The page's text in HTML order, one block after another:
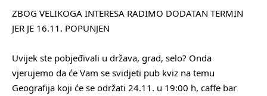
ZBOG VELIKOGA INTERESA RADIMO DODATAN TERMIN
JER JE 16.11. POPUNJEN
Uvijek ste pobjeđivali u država, grad, selo? Onda
vjerujemo da će Vam se svidjeti pub kviz na temu
Geografija koji će se održati 24.11. u 19:00 h, caffe bar